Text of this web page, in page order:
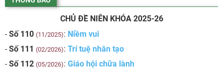
CHỦ ĐỀ NIÊN KHÓA 2025-26
- Số 110 (11/2025): Niềm vui
- Số 111 (02/2026): Trí tuệ nhân tạo
- Số 112 (05/2026): Giáo hội chữa lành